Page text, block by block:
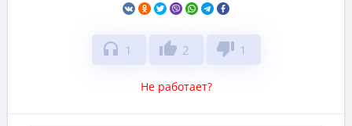
headphones 1 thumb_up 2 thumb_down 1
Не работает?